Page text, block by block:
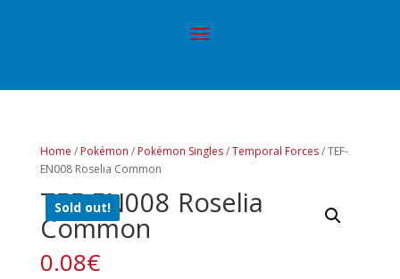
Home / Pokémon / Pokémon Singles/Temporal Forces/ TEF-
EN008 Roselia Common
Sold out!
TEF-EN008 Roselia
Common
0.08€